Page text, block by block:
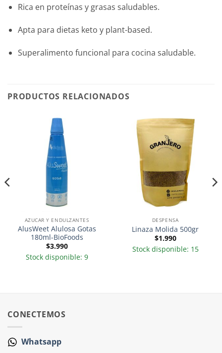
Rica en proteínas y grasas saludables.
Apta para dietas keto y plant-based.
Superalimento funcional para cocina saludable.
PRODUCTOS RELACIONADOS
AZUCAR Y ENDULZANTES
AlusWeet Alulosa Gotas
180ml-BioFoods
$3.990
Stock disponible: 9
DESPENSA
Linaza Molida 500gr
$1.990
Stock disponible: 15
CONECTEMOS
Whatsapp